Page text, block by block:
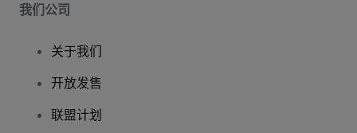
我们公司
关于我们
开放发售
联盟计划